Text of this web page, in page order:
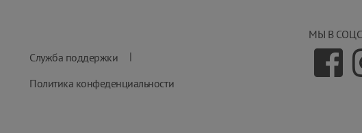
Служба поддержки
|
Политика конфеденциальности
МЫ В